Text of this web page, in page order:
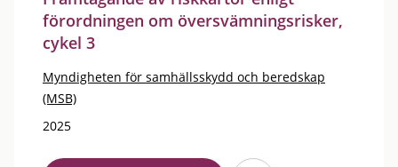
förordningen om översvämningsrisker,
cykel 3
Myndigheten för samhällsskydd och beredskap
(MSB)
2025